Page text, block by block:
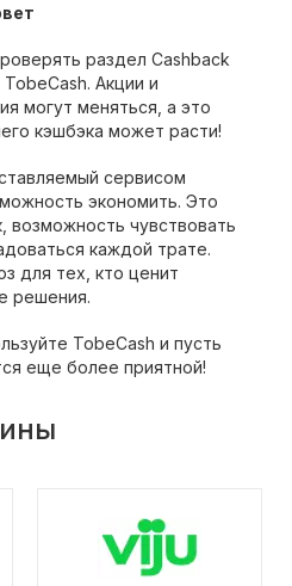
раздел Cashback
Акции и
могут меняться, а это
кэшбэка может расти!
сервисом
экономить. Это
возможность чувствовать
каждой трате.
для тех, кто ценит
решения.
TobeCash и пусть
еще более приятной!